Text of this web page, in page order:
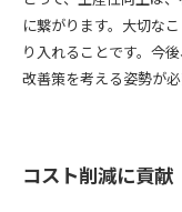
に繋がります。大切な
り入れることです。今
改善策を考える姿勢が必
コスト削減に貢献